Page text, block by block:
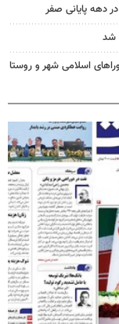
دهه پایانی صفر
شد
اسلامی شهر و روستا